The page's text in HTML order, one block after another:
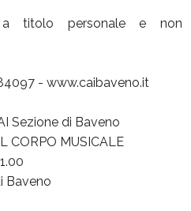
titolo personale e non
- www.caibaveno.it
Sezione di Baveno
CORPO MUSICALE
Baveno